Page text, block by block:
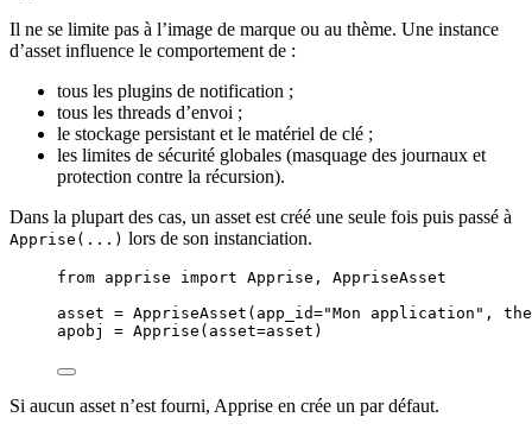
Il ne se limite pas à l’image de marque ou au thème. Une instance
d’asset influence le comportement de :
tous les plugins de notification ;
tous les threads d’envoi ;
le stockage persistant et le matériel de clé ;
les limites de sécurité globales (masquage des journaux et
protection contre la récursion).
Dans la plupart des cas, un asset est créé une seule fois puis passé à
Apprise(...) lors de son instanciation.
from apprise import Apprise, AppriseAsset
asset = AppriseAsset ( app_id="Mon application " ,
apobj = Apprise ( asset=asset )
Si aucun asset n’est fourni, Apprise en crée un par défaut.